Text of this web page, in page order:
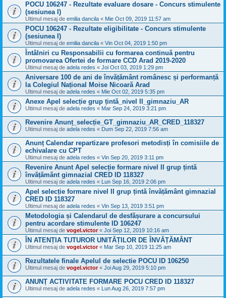
POCU 106247 - Rezultate evaluare dosare - Concurs stimulente
(sesiunea I)
Ultimul mesaj de emilia dancila « Mie Oct 09, 2019 11:57 am
POCU 106247 - Rezultate eligibilitate - Concurs stimulente
(sesiunea I)
Ultimul mesaj de emilia dancila « Vin Oct 04, 2019 1:50 pm
Întâlniri cu Responsabilii cu formarea continuă pentru
promovarea Ofertei de formare CCD Arad 2019-2020
Ultimul mesaj de adela redes « Joi Oct 03, 2019 1:29 pm
Aniversare 100 de ani de învățământ românesc și performanță
la Colegiul Național Moise Nicoară Arad
Ultimul mesaj de adela redes « Mie Oct 02, 2019 5:35 pm
Anexe Apel selecție grup țintă_nivel II_gimnaziu_AR
Ultimul mesaj de adela redes « Mar Sep 24, 2019 3:21 pm
Revenire Anunț_selecție_GT_gimnaziu_AR_CRED_118327
Ultimul mesaj de adela redes « Dum Sep 22, 2019 7:56 am
Anunț Calendar repartizare profesori metodisți în comisiile de
echivalare cu CPT
Ultimul mesaj de adela redes « Vin Sep 20, 2019 3:11 pm
Revenire Anunt Apel selecție formare nivel II grup țintă
învățământ gimnazial CRED ID 118327
Ultimul mesaj de adela redes « Lun Sep 16, 2019 2:06 pm
Apel selecție formare nivel II grup țintă învățământ gimnazial
CRED ID 118327
Ultimul mesaj de adela redes « Vin Sep 13, 2019 3:51 pm
Metodologia și Calendarul de desfășurare a concursului
pentru acordare stimulente ID 106247
Ultimul mesaj de vogel.victor« Joi Sep 12, 2019 10:16 am
ÎN ATENȚIA TUTUROR UNITĂȚILOR DE ÎNVĂȚĂMÂNT
Ultimul mesaj de vogel.victor« Mar Sep 10, 2019 11:25 am
Rezultatele finale Apelul de selectie POCU ID 106250
Ultimul mesaj de vogel.victor« Joi Aug 29, 2019 5:10 pm
ANUNȚ ACTIVITATE FORMARE POCU CRED ID 118327
Ultimul mesaj de adela redes « Lun Aug 26, 2019 7:57 pm